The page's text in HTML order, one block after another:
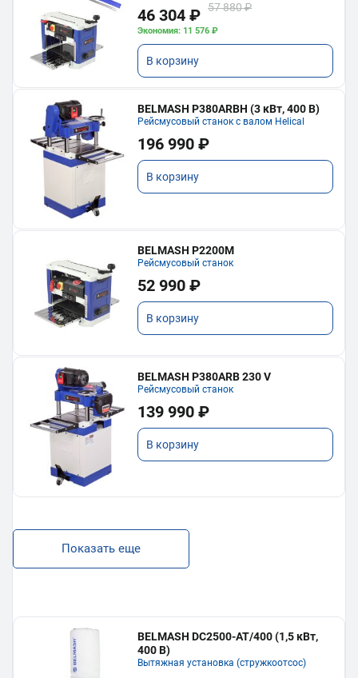
46 304 ₽ 57 880 ₽
Экономия: 11 576 ₽
В корзину
BELMASH P380ARBH (3 кВт, 400 В)
Рейсмусовый станок с валом Helical
196 990 ₽
В корзину
BELMASH P2200M
Рейсмусовый станок
52 990 ₽
В корзину
BELMASH P380ARB 230 V
Рейсмусовый станок
139 990 ₽
В корзину
Показать еще
BELMASH DC2500-AT/400 (1,5 кВт,
400 В)
Вытяжная установка (стружкоотсос)